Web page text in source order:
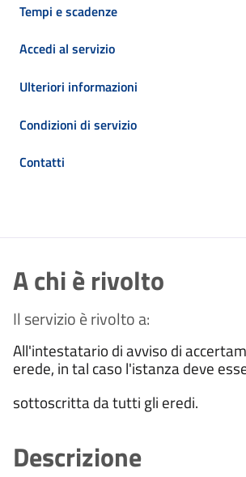
Tempi e scadenze
Accedi al servizio
Ulteriori informazioni
Condizioni di servizio
Contatti
A chi è rivolto
Il servizio è rivolto a:
All'intestatario di avviso di
erede, in tal caso l'istanza deve
sottoscritta da tutti gli eredi.
Descrizione